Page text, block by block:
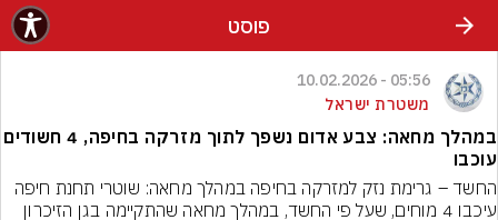
פוסט
05:56 - 10.02.2026
משטרת ישראל
במהלך מחאה: צבע אדום נשפך לתוך מזרקה בחיפה, 4 חשודים
עוכבו